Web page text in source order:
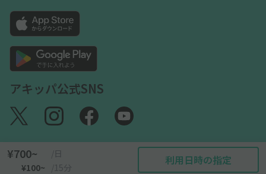
¥700~
/日
¥100~
/15分
利用日時の指定
アキッパ公式SNS
©akippa Inc. All Rights Reserved.